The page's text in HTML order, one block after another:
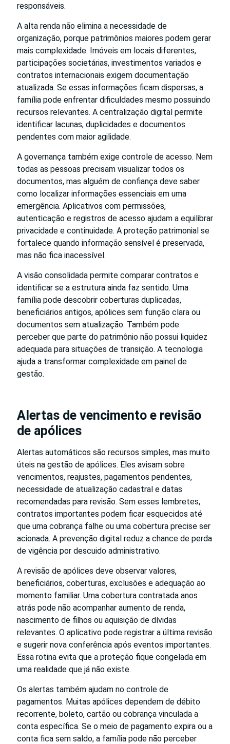
responsáveis.
A alta renda não elimina a necessidade de
organização, porque patrimônios maiores podem gerar
mais complexidade. Imóveis em locais diferentes,
participações societárias, investimentos variados e
contratos internacionais exigem documentação
atualizada. Se essas informações ficam dispersas, a
família pode enfrentar dificuldades mesmo possuindo
recursos relevantes. A centralização digital permite
identificar lacunas, duplicidades e documentos
pendentes com maior agilidade.
A governança também exige controle de acesso. Nem
todas as pessoas precisam visualizar todos os
documentos, mas alguém de confiança deve saber
como localizar informações essenciais em uma
emergência. Aplicativos com permissões,
autenticação e registros de acesso ajudam a equilibrar
privacidade e continuidade. A proteção patrimonial se
fortalece quando informação sensível é preservada,
mas não fica inacessível.
A visão consolidada permite comparar contratos e
identificar se a estrutura ainda faz sentido. Uma
família pode descobrir coberturas duplicadas,
beneficiários antigos, apólices sem função clara ou
documentos sem atualização. Também pode
perceber que parte do patrimônio não possui liquidez
adequada para situações de transição. A tecnologia
ajuda a transformar complexidade em painel de
gestão.
Alertas de vencimento e revisão
de apólices
Alertas automáticos são recursos simples, mas muito
úteis na gestão de apólices. Eles avisam sobre
vencimentos, reajustes, pagamentos pendentes,
necessidade de atualização cadastral e datas
recomendadas para revisão. Sem esses lembretes,
contratos importantes podem ficar esquecidos até
que uma cobrança falhe ou uma cobertura precise ser
acionada. A prevenção digital reduz a chance de perda
de vigência por descuido administrativo.
A revisão de apólices deve observar valores,
beneficiários, coberturas, exclusões e adequação ao
momento familiar. Uma cobertura contratada anos
atrás pode não acompanhar aumento de renda,
nascimento de filhos ou aquisição de dívidas
relevantes. O aplicativo pode registrar a última revisão
e sugerir nova conferência após eventos importantes.
Essa rotina evita que a proteção fique congelada em
uma realidade que já não existe.
Os alertas também ajudam no controle de
pagamentos. Muitas apólices dependem de débito
recorrente, boleto, cartão ou cobrança vinculada a
conta específica. Se o meio de pagamento expira ou a
conta fica sem saldo, a família pode não perceber